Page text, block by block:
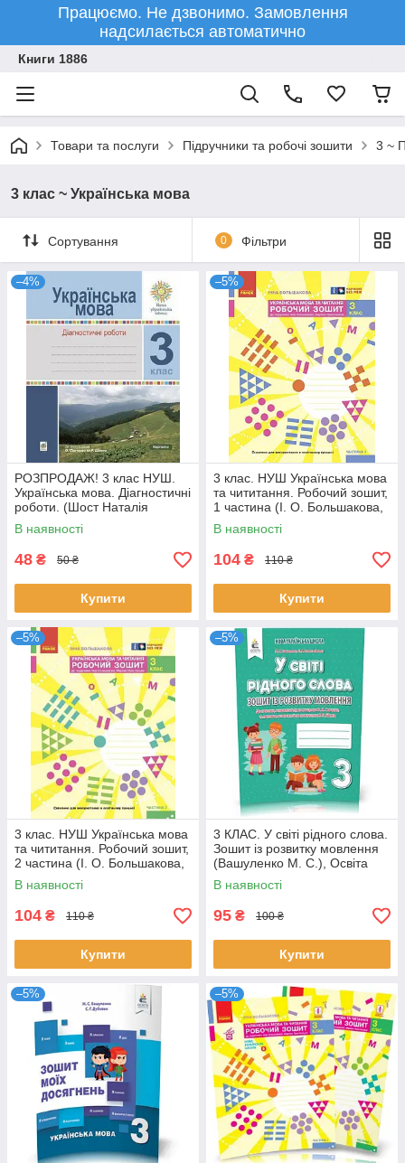
Працюємо. Не дзвонимо. Замовлення
надсилається автоматично
Книги 1886
Товари та послуги Підручники та робочі зошити 3 ~
3 клас ~ Українська мова
Сортування 0 Фільтри
–4%
РОЗПРОДАЖ! 3 клас НУШ.
Українська мова. Діагностичні
роботи. (Шост Наталія
Богданівна), Богдан
В наявності
48 ₴ 50 ₴
Купити
–5%
3 клас. НУШ Українська мова
та чититання. Робочий зошит,
1 частина (І. О. Большакова,
М. С. Пристінська),
В наявності
104 ₴ 110 ₴
Купити
–5%
3 клас. НУШ Українська мова
та чититання. Робочий зошит,
2 частина (І. О. Большакова,
М. С. Пристінська),
В наявності
104 ₴ 110 ₴
Купити
–5%
3 КЛАС. У світі рідного слова.
Зошит із розвитку мовлення
(Вашуленко М. С.), Освіта
В наявності
95 ₴ 100 ₴
Купити
–5% –5%